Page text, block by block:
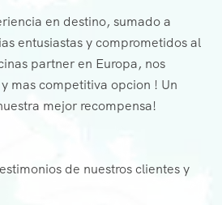
en destino, sumado a
entusiastas y comprometidos al
partner en Europa, nos
mas competitiva opcion ! Un
mejor recompensa!
de nuestros clientes y